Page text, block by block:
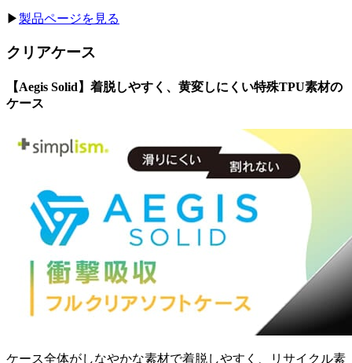
▶︎製品ページを見る
クリアケース
【Aegis Solid】着脱しやすく、黄変しにくい特殊TPU素材の
ケース
ケース全体がしなやかな素材で着脱しやすく、リサイクル素